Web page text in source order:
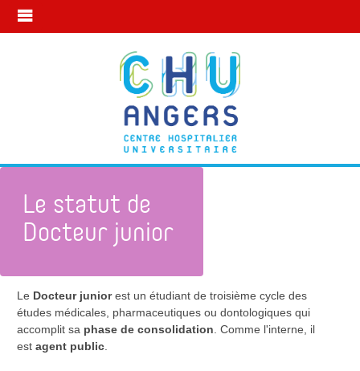
Le statut de
Docteur junior
Mon statut à l’internat Le statut de Docteur junior
Le Docteur juniorest un étudiant de troisième cycle des
études médicales, pharmaceutiques ou dontologiques qui
accomplit sa phase de consolidation. Comme l'interne, il
est agent public.